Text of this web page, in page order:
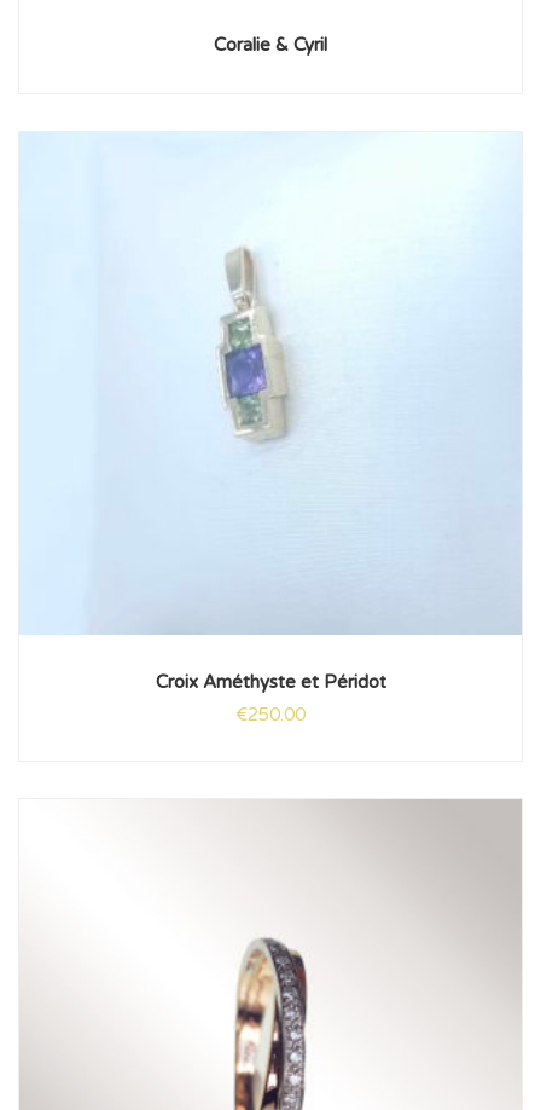
Coralie & Cyril
Croix Améthyste et Péridot
€250.00